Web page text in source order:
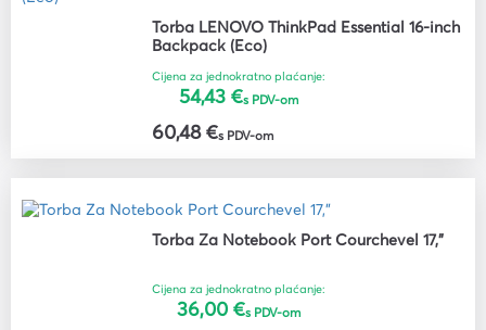
Torba LENOVO ThinkPad Essential 16-inch
Backpack (Eco)
Cijena za jednokratno plaćanje:
54,43 €s PDV-om
60,48 €s PDV-om
Torba Za Notebook Port Courchevel 17,"
Cijena za jednokratno plaćanje:
36,00 €s PDV-om